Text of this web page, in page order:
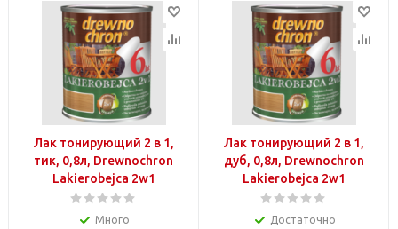
Лак тонирующий 2 в 1,
тик, 0,8л, Drewnochron
Lakierobejca 2w1
Много
Лак тонирующий 2 в 1,
дуб, 0,8л, Drewnochron
Lakierobejca 2w1
Достаточно